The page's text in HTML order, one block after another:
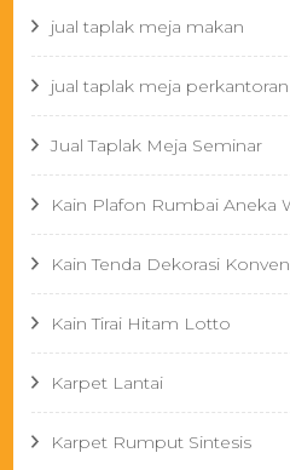
jual taplak meja makan
jual taplak meja perkantoran
Jual Taplak Meja Seminar
Kain Plafon Rumbai Aneka
Kain Tenda Dekorasi
Kain Tirai Hitam Lotto
Karpet Lantai
Karpet Rumput Sintesis